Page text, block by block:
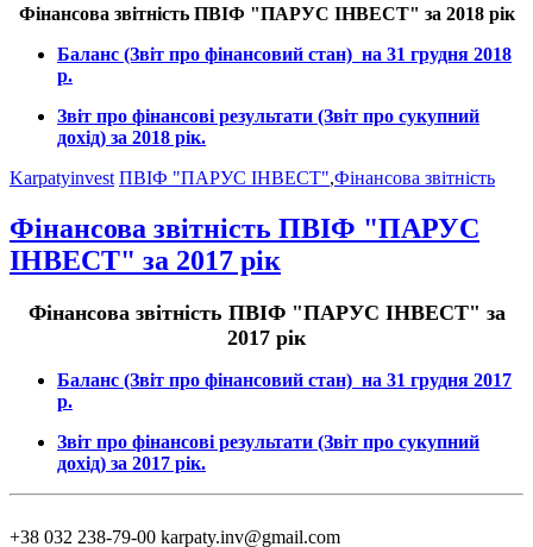
Фінансова звітність ПВІФ "ПАРУС ІНВЕСТ" за 2018 рік
Баланс (Звіт про фінансовий стан) на 31 грудня 2018
р.
Звіт про фінансові результати (Звіт про сукупний
дохід) за 2018 рік.
Karpatyinvest ПВІФ "ПАРУС ІНВЕСТ",Фінансова звітність
Фінансова звітність ПВІФ "ПАРУС
ІНВЕСТ" за 2017 рік
Фінансова звітність ПВІФ "ПАРУС ІНВЕСТ" за
2017 рік
Баланс (Звіт про фінансовий стан) на 31 грудня 2017
р.
Звіт про фінансові результати (Звіт про сукупний
дохід) за 2017 рік.
+38 032 238-79-00 karpaty.inv@gmail.com